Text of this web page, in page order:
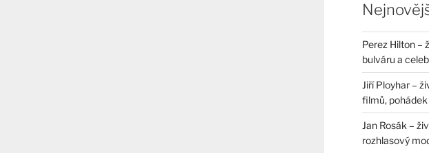
Perez Hilton –
bulváru a
Jiří Ployhar –
filmů, pohádek
Jan Rosák –
rozhlasový